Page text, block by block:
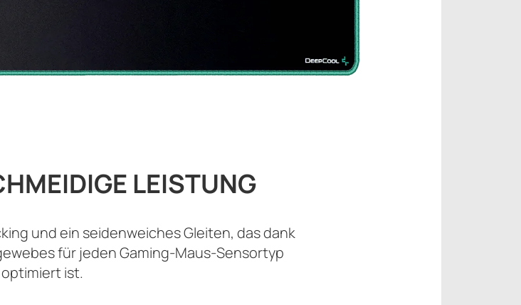
LEISTUNG
und ein seidenweiches Gleiten, das dank
für jeden Gaming-Maus-Sensortyp
optimiert ist.